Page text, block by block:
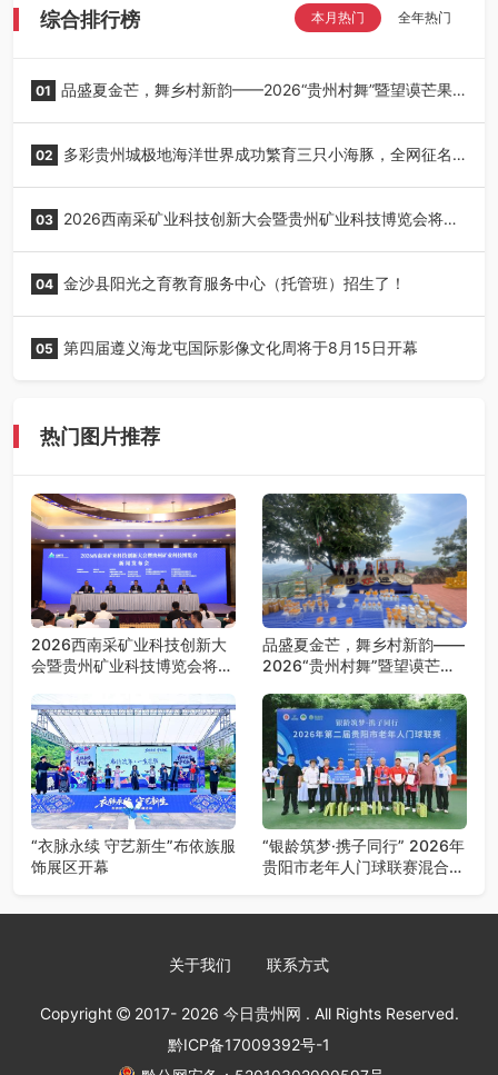
综合排行榜 本月热门 全年热门
01 品盛夏金芒，舞乡村新韵——2026“贵州村舞”暨望谟芒果
02 多彩贵州城极地海洋世界成功繁育三只小海豚，全网征名
03 2026西南采矿业科技创新大会暨贵州矿业科技博览会将在
04 金沙县阳光之育教育服务中心（托管班）招生了！
05 第四届遵义海龙屯国际影像文化周将于8月15日开幕
热门图片推荐
2026西南采矿业科技创新大
会暨贵州矿业科技博览会将在
品盛夏金芒，舞乡村新韵——
2026“贵州村舞”暨望谟芒果
“衣脉永续 守艺新生”布依族服
饰展区开幕
“银龄筑梦·携子同行” 2026年
贵阳市老年人门球联赛混合团
关于我们 联系方式
Copyright 2017- 2026 今日贵州网 . All Rights Reserved.
黔ICP备17009392号-1